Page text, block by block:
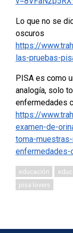
Lo que no se
oscuros
https://
las-pruebas-
PISA es como
analogía, solo
enfermedades
https://
examen-de-
toma-
educación
pisa lovers